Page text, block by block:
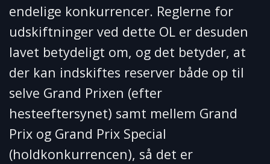
endelige konkurrencer. Reglerne for
udskiftninger ved dette OL er desuden
lavet betydeligt om, og det betyder, at
der kan indskiftes reserver både op til
selve Grand Prixen (efter
hesteeftersynet) samt mellem Grand
Prix og Grand Prix Special
(holdkonkurrencen), så det er